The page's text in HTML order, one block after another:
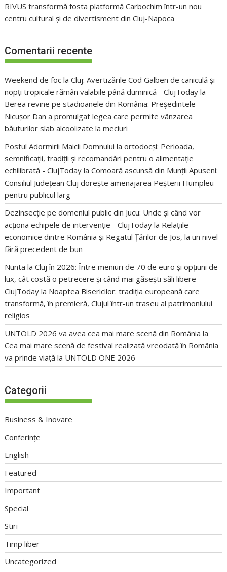
RIVUS transformă fosta platformă Carbochim într-un nou
centru cultural și de divertisment din Cluj-Napoca
Comentarii recente
Weekend de foc la Cluj: Avertizările Cod Galben de caniculă și
nopți tropicale rămân valabile până duminică - ClujToday la
Berea revine pe stadioanele din România: Președintele
Nicușor Dan a promulgat legea care permite vânzarea
băuturilor slab alcoolizate la meciuri
Postul Adormirii Maicii Domnului la ortodocși: Perioada,
semnificații, tradiții și recomandări pentru o alimentație
echilibrată - ClujToday laComoară ascunsă din Munții Apuseni:
Consiliul Județean Cluj dorește amenajarea Peșterii Humpleu
pentru publicul larg
Dezinsecție pe domeniul public din Jucu: Unde și când vor
acționa echipele de intervenție - ClujToday la Relațiile
economice dintre România și Regatul Țărilor de Jos, la un nivel
fără precedent de bun
Nunta la Cluj în 2026: Între meniuri de 70 de euro și opțiuni de
lux, cât costă o petrecere și când mai găsești săli libere -
ClujToday la Noaptea Bisericilor: tradiția europeană care
transformă, în premieră, Clujul într-un traseu al patrimoniului
religios
UNTOLD 2026 va avea cea mai mare scenă din România la
Cea mai mare scenă de festival realizată vreodată în România
va prinde viață la UNTOLD ONE 2026
Categorii
Business & Inovare
Conferințe
English
Featured
Important
Special
Stiri
Timp liber
Uncategorized